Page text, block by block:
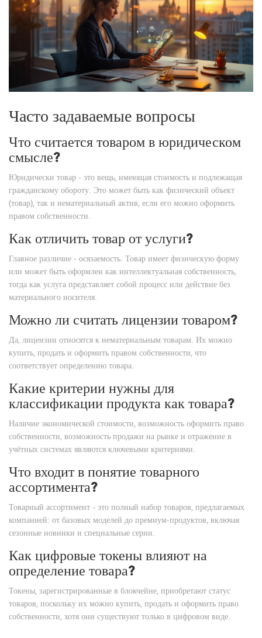
Часто задаваемые вопросы
Что считается товаром в юридическом
смысле?
Юридически товар - это вещь, имеющая стоимость и подлежащая
гражданскому обороту. Это может быть как физический объект
(товар), так и нематериальный актив, если его можно оформить
правом собственности.
Как отличить товар от услуги?
Главное различие - осязаемость. Товар имеет физическую форму
или может быть оформлен как интеллектуальная собственность,
тогда как услуга представляет собой процесс или действие без
материального носителя.
Можно ли считать лицензии товаром?
Да, лицензии относятся к нематериальным товарам. Их можно
купить, продать и оформить правом собственности, что
соответствует определению товара.
Какие критерии нужны для
классификации продукта как товара?
Наличие экономической стоимости, возможность оформить право
собственности, возможность продажи на рынке и отражение в
учётных системах являются ключевыми критериями.
Что входит в понятие товарного
ассортимента?
Товарный ассортимент - это полный набор товаров, предлагаемых
компанией: от базовых моделей до премиум‑продуктов, включая
сезонные новинки и специальные серии.
Как цифровые токены влияют на
определение товара?
Токены, зарегистрированные в блокчейне, приобретают статус
товаров, поскольку их можно купить, продать и оформить право
собственности, хотя они существуют только в цифровом виде.